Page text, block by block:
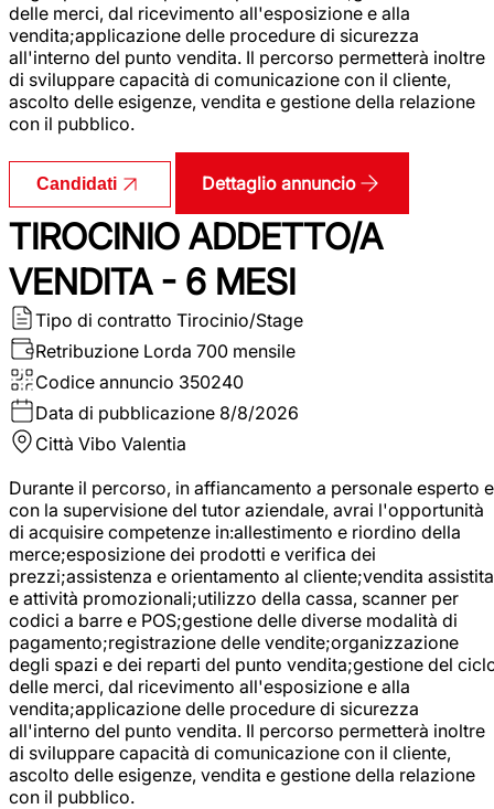
delle merci, dal ricevimento all'esposizione e alla
vendita;applicazione delle procedure di sicurezza
all'interno del punto vendita. Il percorso permetterà inoltre
di sviluppare capacità di comunicazione con il cliente,
ascolto delle esigenze, vendita e gestione della relazione
con il pubblico.
Candidati Dettaglio annuncio
TIROCINIO ADDETTO/A
VENDITA - 6 MESI
Tipo di contratto Tirocinio/Stage
Retribuzione Lorda 700 mensile
Codice annuncio 350240
Data di pubblicazione 8/8/2026
Città Vibo Valentia
Durante il percorso, in affiancamento a personale esperto e
con la supervisione del tutor aziendale, avrai l'opportunità
di acquisire competenze in:allestimento e riordino della
merce;esposizione dei prodotti e verifica dei
prezzi;assistenza e orientamento al cliente;vendita assistita
e attività promozionali;utilizzo della cassa, scanner per
codici a barre e POS;gestione delle diverse modalità di
pagamento;registrazione delle vendite;organizzazione
degli spazi e dei reparti del punto vendita;gestione del
delle merci, dal ricevimento all'esposizione e alla
vendita;applicazione delle procedure di sicurezza
all'interno del punto vendita. Il percorso permetterà inoltre
di sviluppare capacità di comunicazione con il cliente,
ascolto delle esigenze, vendita e gestione della relazione
con il pubblico.